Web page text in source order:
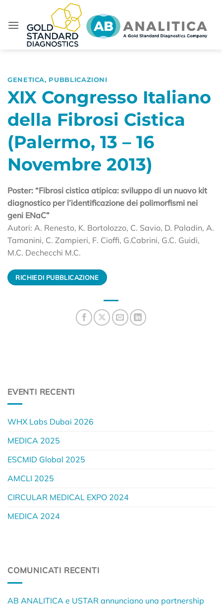
contenuti
GENETICA, PUBBLICAZIONI
XIX Congresso Italiano
della Fibrosi Cistica
(Palermo, 13 – 16
Novembre 2013)
Poster: “Fibrosi cistica atipica: sviluppo di un nuovo kit
diagnostico per l’identificazione dei polimorfismi nei
geni ENaC”
Autori: A. Renesto, K. Bortolozzo, C. Savio, D. Paladin, A.
Tamanini, C. Zampieri, F. Cioffi, G.Cabrini, G.C. Guidi,
M.C. Dechecchi M.C.
RICHIEDI PUBBLICAZIONE
EVENTI RECENTI
WHX Labs Dubai 2026
MEDICA 2025
ESCMID Global 2025
AMCLI 2025
CIRCULAR MEDICAL EXPO 2024
MEDICA 2024
COMUNICATI RECENTI
AB ANALITICA e USTAR annunciano una partnership